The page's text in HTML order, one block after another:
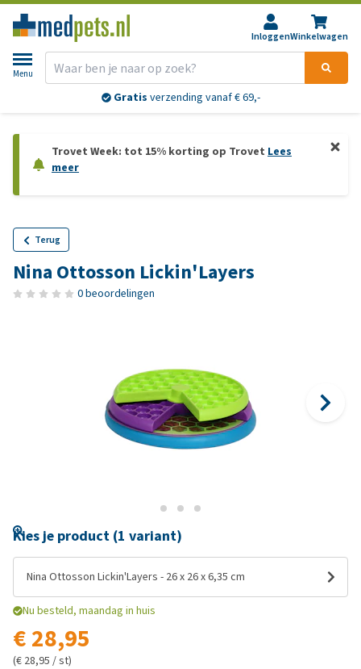
InloggenWinkelwagen
Menu
Gratis verzending vanaf € 69,-
Trovet Week: tot 15% korting op Trovet Lees
meer
Terug
Nina Ottosson Lickin'Layers
0 beoordelingen
Kies je product (1 variant)
Nina Ottosson Lickin'Layers - 26 x 26 x 6,35 cm
Nu besteld, maandag in huis
€ 28,95
(€ 28,95 / st)